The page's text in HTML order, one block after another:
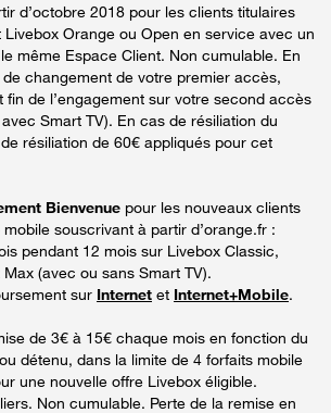
d’octobre 2018 pour les clients titulaires
Livebox Orange ou Open en service avec un
même Espace Client. Non cumulable. En
changement de votre premier accès,
fin de l’engagement sur votre second accès
Smart TV). En cas de résiliation du
résiliation de 60€ appliqués pour cet
Bienvenue pour les nouveaux clients
souscrivant à partir d’orange.fr :
pendant 12 mois sur Livebox Classic,
(avec ou sans Smart TV).
sur Internet et Internet+Mobile.
de 3€ à 15€ chaque mois en fonction du
détenu, dans la limite de 4 forfaits mobile
une nouvelle offre Livebox éligible.
Non cumulable. Perte de la remise en